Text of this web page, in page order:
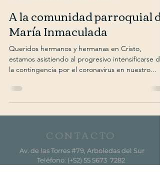
A la comunidad parroquial de
María Inmaculada
Queridos hermanos y hermanas en Cristo,
estamos asistiendo al progresivo intensificarse de
la contingencia por el coronavirus en nuestro...
CONTACTO
Av. de las Torres #79, Arboledas del Sur
Teléfono: (+52) 55 5673 7282